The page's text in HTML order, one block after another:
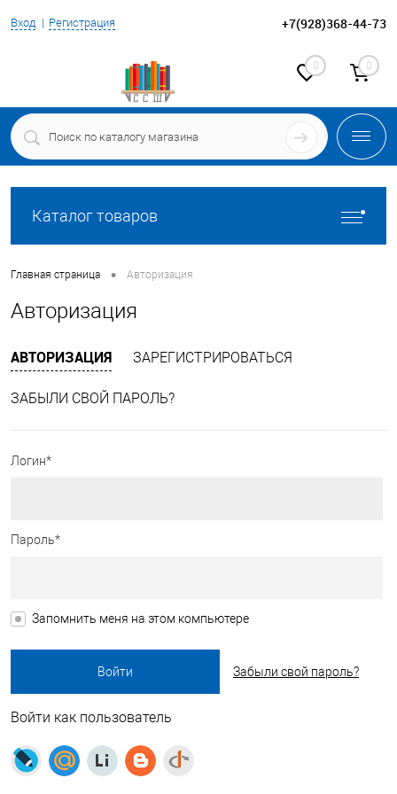
Вход Регистрация +7(928)368-44-73
0 0
Каталог товаров
Главная страница • Авторизация
Авторизация
АВТОРИЗАЦИЯ ЗАРЕГИСТРИРОВАТЬСЯ
ЗАБЫЛИ СВОЙ ПАРОЛЬ?
Логин*
Пароль*
Запомнить меня на этом компьютере
Забыли свой пароль?
Войти как пользователь